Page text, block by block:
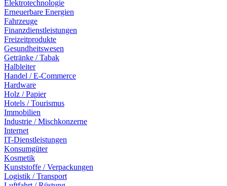
Elektrotechnologie
Erneuerbare Energien
Fahrzeuge
Finanzdienstleistungen
Freizeitprodukte
Gesundheitswesen
Getränke / Tabak
Halbleiter
Handel / E-Commerce
Hardware
Holz / Papier
Hotels / Tourismus
Immobilien
Industrie / Mischkonzerne
Internet
IT-Dienstleistungen
Konsumgüter
Kosmetik
Kunststoffe / Verpackungen
Logistik / Transport